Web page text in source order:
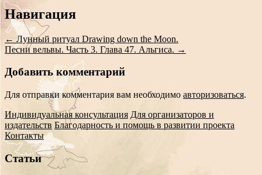
Сообщение
навигации
Навигация
← Лунный ритуал Drawing down the Moon.
Песни вельвы. Часть 3. Глава 47. Альгиса. →
Добавить комментарий
Для отправки комментария вам необходимо авторизоваться.
Индивидуальная консультация Для организаторов и
издательств Благодарность и помощь в развитии проекта
Контакты
Статьи